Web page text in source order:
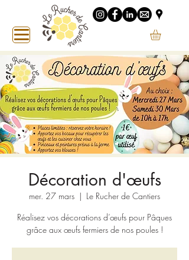
Décoration d'œufs
mer. 27 mars
  |
Le Rucher de Cantiers
Réalisez vos décorations d’œufs pour Pâques
grâce aux œufs fermiers de nos poules !